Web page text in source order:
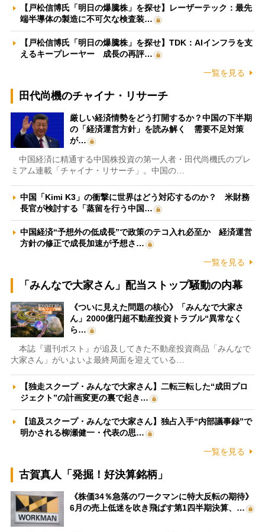
【戸松信博氏「明日の爆騰株」を探せ】レーザーテック：最先
端半導体の製造に不可欠な検査装…
【戸松信博氏「明日の爆騰株」を探せ】TDK：AIインフラを支
えるキープレーヤー 成長の再評…
一覧を見る
田代尚機のチャイナ・リサーチ
厳しい経済情勢をどう打開するか？中国の下半期
の「経済運営方針」を読み解く 需要不足対策
が…
中国経済に精通する中国株投資の第一人者・田代尚機氏のプレ
ミアム連載「チャイナ・リサーチ」。中国の…
中国「Kimi K3」の衝撃に世界はどう対応するのか？ 米財務
長官が検討する「蒸留を行う中国…
中国経済“予想外の低成長”で政策のテコ入れ必至か 経済運営
方針の修正で成長加速が予想さ…
一覧を見る
「みんなで大家さん」配当ストップ騒動の内幕
《ついに見えた問題の核心》「みんなで大家さ
ん」2000億円超不動産投資トラブル“異常なく
ら…
本誌『週刊ポスト』が追及してきた不動産投資商品「みんなで
大家さん」がいよいよ最終局面を迎えている…
【独走スクープ・みんなで大家さん】二転三転した“成田プロ
ジェクト”の計画変更の裏で起き…
【追及スクープ・みんなで大家さん】独占入手“内部議事録”で
明かされる柳瀬健一・代表の思…
一覧を見る
古賀真人「発掘！好決算銘柄」
《株価34％急落のワークマンに特大反転の期待》
6月の売上低迷を吹き飛ばす第1四半期決算、…